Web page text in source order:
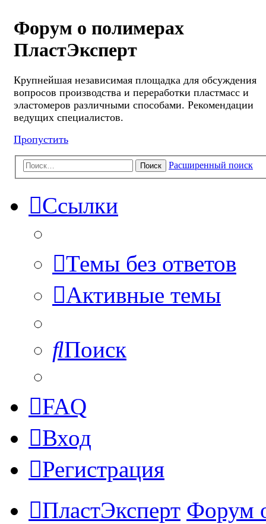
Форум о полимерах
ПластЭксперт
Крупнейшая независимая площадка для обсуждения
вопросов производства и переработки пластмасс и
эластомеров различными способами. Рекомендации
ведущих специалистов.
Пропустить
Поиск Расширенный поиск
Ссылки
Темы без ответов
Активные темы
Поиск
FAQ
Вход
Регистрация
ПластЭксперт Форум